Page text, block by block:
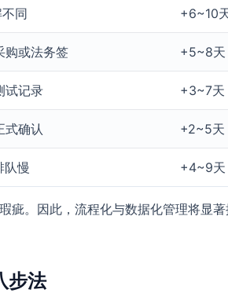
同 +6~10
购或法务签 +5~8天
试记录 +3~7天
式确认 +2~5天
队慢 +4~9天
疵。因此，流程化与数据化管理将显著
步法